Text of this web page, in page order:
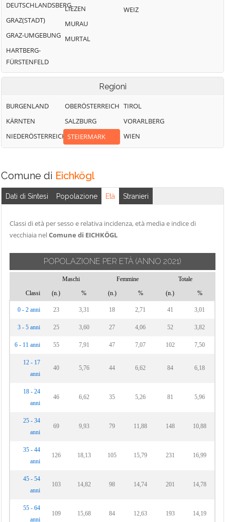
DEUTSCHLANDSBERG
GRAZ(STADT)
GRAZ-UMGEBUNG
HARTBERG-
FÜRSTENFELD
LIEZEN
MURAU
MURTAL
WEIZ
Regioni
BURGENLAND
KÄRNTEN
NIEDERÖSTERREICH
OBERÖSTERREICH
SALZBURG
STEIERMARK
TIROL
VORARLBERG
WIEN
Comune di Eichkögl
Dati di Sintesi Popolazione Età Stranieri
Classi di età per sesso e relativa incidenza, età media e indice di
vecchiaia nelComune di EICHKÖGL
POPOLAZIONE PER ETÀ (ANNO 2021)
Maschi Femmine
Totale
Classi
(n.) % (n.) % (n.) %
0 - 2 anni 23 3,31 18 2,71 41 3,01
3 - 5 anni 25 3,60 27 4,06 52 3,82
6 - 11 anni 55 7,91 47 7,07 102 7,50
12 - 17
anni
40 5,76 44 6,62 84 6,18
18 - 24
anni
46 6,62 35 5,26 81 5,96
25 - 34
anni
69 9,93 79 11,88 148 10,88
35 - 44
anni
126 18,13 105 15,79 231 16,99
45 - 54
anni
103 14,82 98 14,74 201 14,78
55 - 64
anni
109 15,68 84 12,63 193 14,19